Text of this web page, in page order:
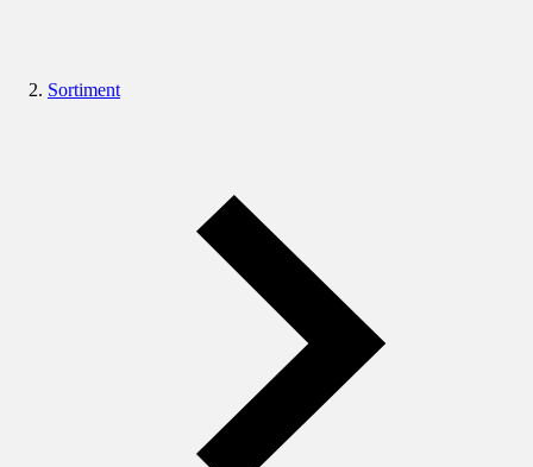
Sortiment